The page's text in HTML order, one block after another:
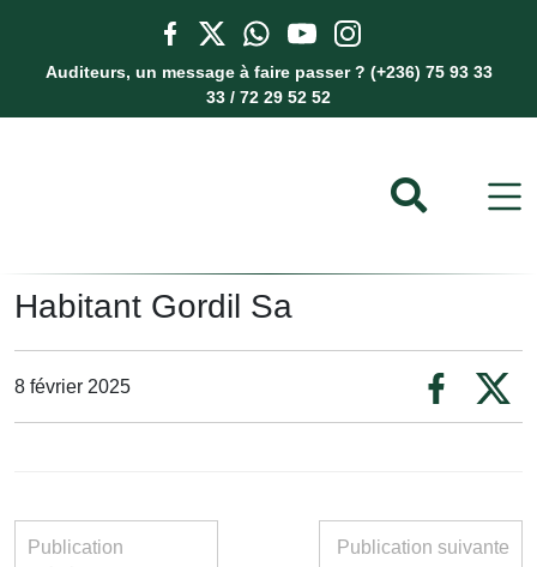
Auditeurs, un message à faire passer ? (+236) 75 93 33
33 / 72 29 52 52
Habitant Gordil Sa
8 février 2025
Publication
Publication suivante